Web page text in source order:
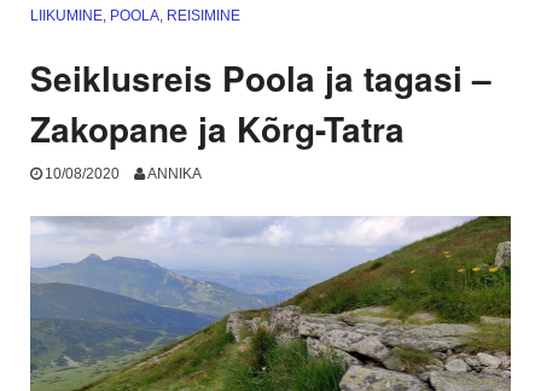
–
LIIKUMINE, POOLA, REISIMINE
Seiklusreis Poola ja tagasi –
Zakopane ja Kõrg-Tatra
10/08/2020 ANNIKA